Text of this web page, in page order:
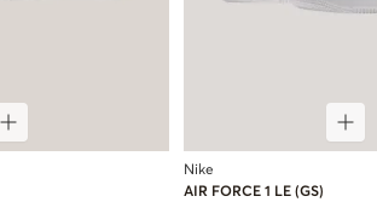
Nike
AIR FORCE 1 LE (GS)